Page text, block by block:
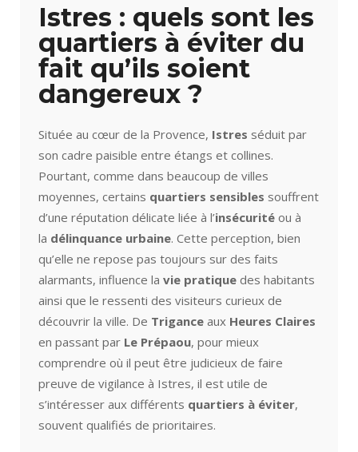
Istres : quels sont les
quartiers à éviter du
fait qu’ils soient
dangereux ?
Située au cœur de la Provence, Istres séduit par
son cadre paisible entre étangs et collines.
Pourtant, comme dans beaucoup de villes
moyennes, certains quartiers sensibles souffrent
d’une réputation délicate liée à l’insécurité ou à
la délinquance urbaine. Cette perception, bien
qu’elle ne repose pas toujours sur des faits
alarmants, influence la vie pratique des habitants
ainsi que le ressenti des visiteurs curieux de
découvrir la ville. De Trigance aux Heures Claires
en passant par Le Prépaou, pour mieux
comprendre où il peut être judicieux de faire
preuve de vigilance à Istres, il est utile de
s’intéresser aux différents quartiers à éviter,
souvent qualifiés de prioritaires.